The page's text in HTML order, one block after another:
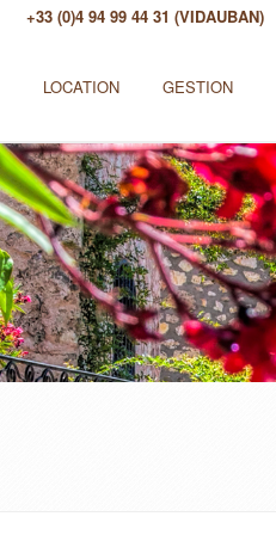
+33 (0)4 94 99 44 31 (VIDAUBAN)
LOCATION GESTION